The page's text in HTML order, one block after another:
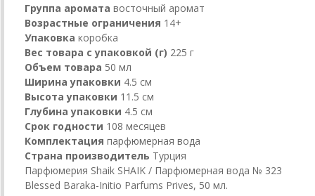
Группа аромата восточный аромат
Возрастные ограничения 14+
Упаковка коробка
Вес товара с упаковкой (г) 225 г
Объем товара 50 мл
Ширина упаковки 4.5 см
Высота упаковки 11.5 см
Глубина упаковки 4.5 см
Срок годности 108 месяцев
Комплектация парфюмерная вода
Страна производитель Турция
Парфюмерия Shaik SHAIK / Парфюмерная вода № 323
Blessed Baraka-Initio Parfums Prives, 50 мл.